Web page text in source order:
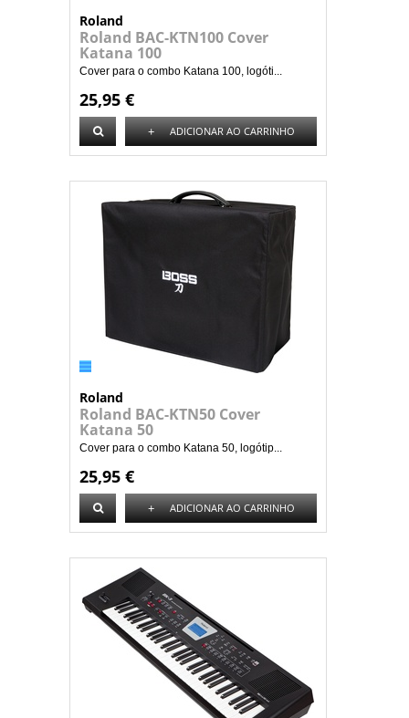
Roland
Roland BAC-KTN100 Cover
Katana 100
Cover para o combo Katana 100, logóti...
25,95 €
+ ADICIONAR AO CARRINHO
Roland
Roland BAC-KTN50 Cover
Katana 50
Cover para o combo Katana 50, logótip...
25,95 €
+ ADICIONAR AO CARRINHO